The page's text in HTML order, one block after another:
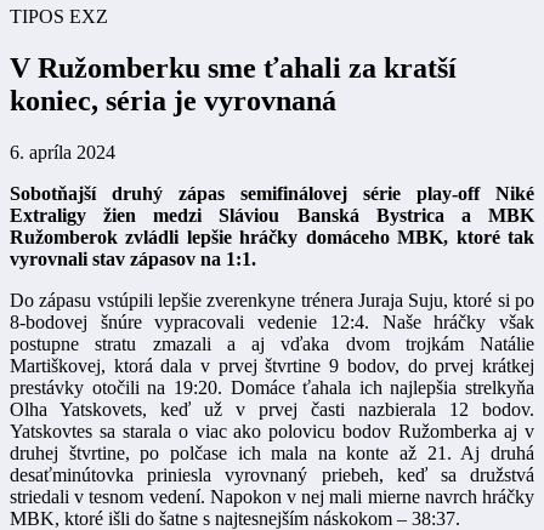
TIPOS EXZ
V Ružomberku sme ťahali za kratší
koniec, séria je vyrovnaná
6. apríla 2024
Sobotňajší druhý zápas semifinálovej série play-off Niké
Extraligy žien medzi Sláviou Banská Bystrica a MBK
Ružomberok zvládli lepšie hráčky domáceho MBK, ktoré tak
vyrovnali stav zápasov na 1:1.
Do zápasu vstúpili lepšie zverenkyne trénera Juraja Suju, ktoré si po
8-bodovej šnúre vypracovali vedenie 12:4. Naše hráčky však
postupne stratu zmazali a aj vďaka dvom trojkám Natálie
Martiškovej, ktorá dala v prvej štvrtine 9 bodov, do prvej krátkej
prestávky otočili na 19:20. Domáce ťahala ich najlepšia strelkyňa
Olha Yatskovets, keď už v prvej časti nazbierala 12 bodov.
Yatskovtes sa starala o viac ako polovicu bodov Ružomberka aj v
druhej štvrtine, po polčase ich mala na konte až 21. Aj druhá
desaťminútovka priniesla vyrovnaný priebeh, keď sa družstvá
striedali v tesnom vedení. Napokon v nej mali mierne navrch hráčky
MBK, ktoré išli do šatne s najtesnejším náskokom – 38:37.